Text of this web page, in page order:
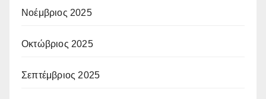
Νοέμβριος 2025
Οκτώβριος 2025
Σεπτέμβριος 2025